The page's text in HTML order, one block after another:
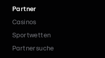
Partner
Casinos
Sportwetten
Partnersuche